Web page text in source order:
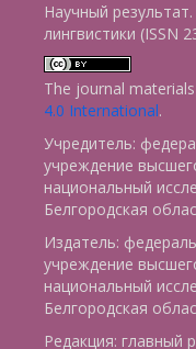
Научный
лингвистики (ISSN
The journal
4.0 International.
Учредитель:
учреждение
национальный
Белгородская
Издатель:
учреждение
национальный
Белгородская
Редакция: главный